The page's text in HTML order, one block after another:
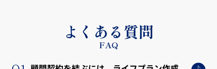
よくある質問
FAQ